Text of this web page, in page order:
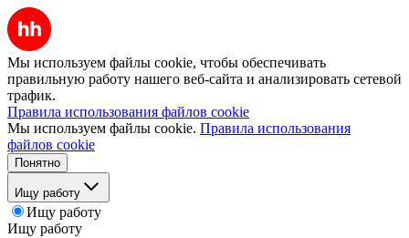
Мы используем файлы cookie, чтобы обеспечивать
правильную работу нашего веб-сайта и анализировать сетевой
трафик.
Правила использования файлов cookie
Мы используем файлы cookie. Правила использования
файлов cookie
Понятно
Ищу работу
Ищу работу
Ищу работу